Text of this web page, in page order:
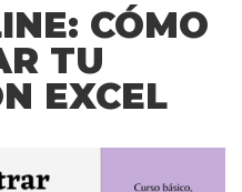
CÓMO
TU
EXCEL